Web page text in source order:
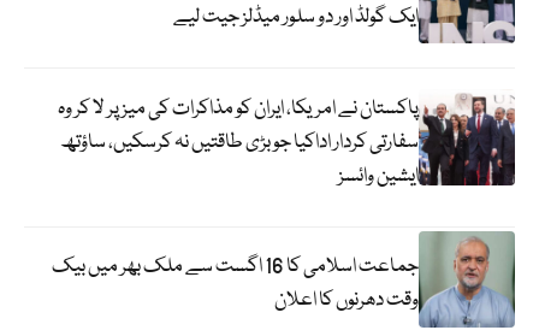
ایک گولڈ اور دو سلور میڈلز جیت لیے
پاکستان نے امریکا، ایران کو مذاکرات کی میز پر لا کر وہ
سفارتی کردار اداکیا جو بڑی طاقتیں نہ کرسکیں، ساؤتھ
ایشین وائسز
جماعت اسلامی کا 16 اگست سے ملک بھر میں بیک
وقت دھرنوں کا اعلان